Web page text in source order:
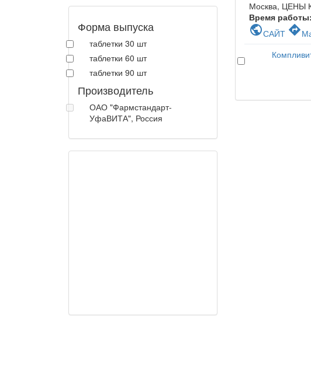
Форма выпуска
таблетки 30 шт
таблетки 60 шт
таблетки 90 шт
Производитель
ОАО "Фармстандарт-
УфаВИТА", Россия
Москва, ЦЕНЫ
Время работы:
publicСАЙТ directions